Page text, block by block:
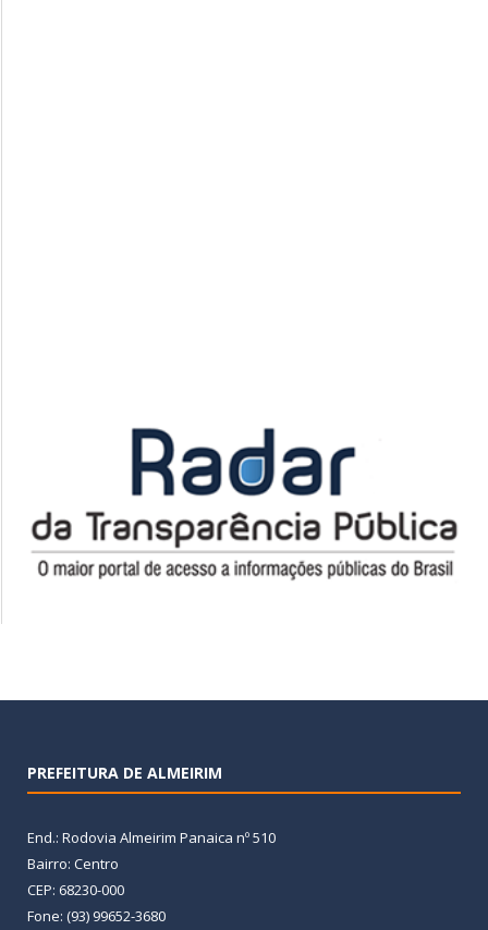
PREFEITURA DE ALMEIRIM
End.: Rodovia Almeirim Panaica nº 510
Bairro: Centro
CEP: 68230-000
Fone: (93) 99652-3680